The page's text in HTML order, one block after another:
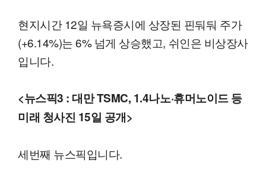
현지시간 12일 뉴욕증시에 상장된 핀둬둬 주가
(+6.14%)는 6% 넘게 상승했고, 쉬인은 비상장사
입니다.
<뉴스픽3 : 대만 TSMC, 1.4나노·휴머노이드 등
미래 청사진 15일 공개>
세번째 뉴스픽입니다.